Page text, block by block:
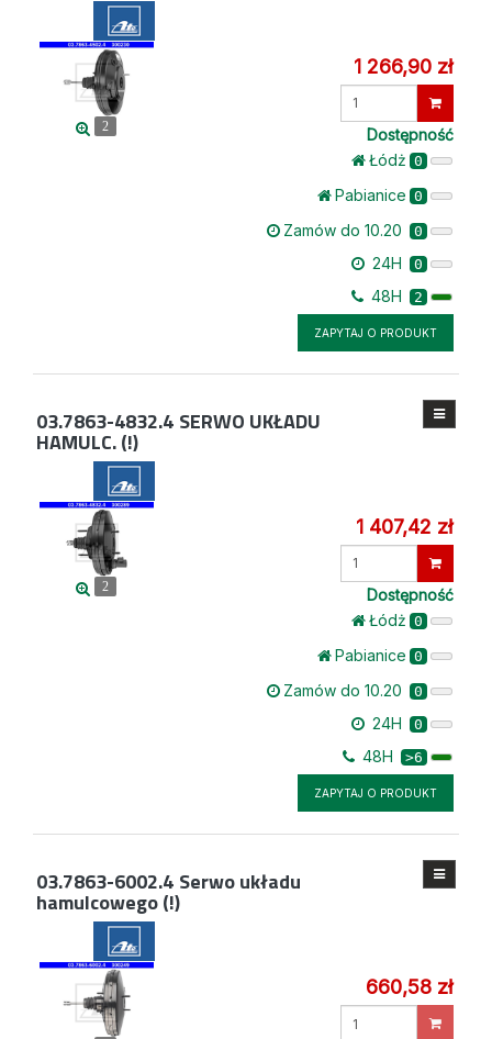
2
1 266,90 zł
Wprowadź
Dostępność
Łódż 0
Pabianice 0
Zamów do 10.20 0
24H 0
48H 2
ZAPYTAJ O PRODUKT
03.7863-4832.4 SERWO UKŁADU
HAMULC. (!)
2
1 407,42 zł
Wprowadź
Dostępność
Łódż 0
Pabianice 0
Zamów do 10.20 0
24H 0
48H >6
ZAPYTAJ O PRODUKT
03.7863-6002.4 Serwo układu
hamulcowego (!)
660,58 zł